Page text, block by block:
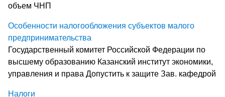
объем ЧНП
Особенности налогообложения субъектов малого
предпринимательства
Государственный комитет Российской Федерации по
высшему образованию Казанский институт экономики,
управления и права Допустить к защите Зав. кафедрой
Налоги